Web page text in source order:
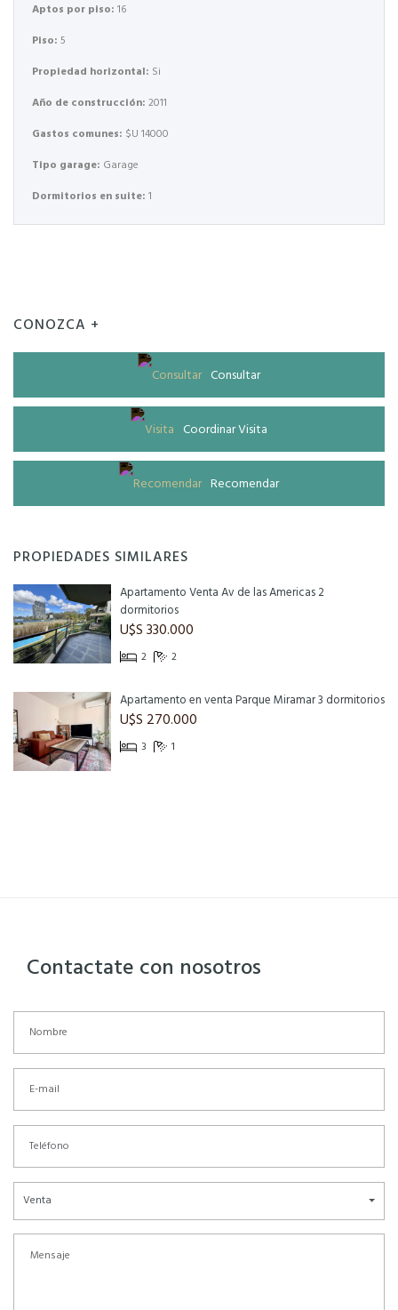
Aptos por piso: 16
Piso: 5
Propiedad horizontal: Si
Año de construcción: 2011
Gastos comunes: $U 14000
Tipo garage: Garage
Dormitorios en suite: 1
CONOZCA +
Consultar
Coordinar Visita
Recomendar
PROPIEDADES SIMILARES
Apartamento Venta Av de las Americas 2
dormitorios
U$S 330.000
2 2
Apartamento en venta Parque Miramar 3 dormitorios
U$S 270.000
3 1
Contactate con nosotros
Venta